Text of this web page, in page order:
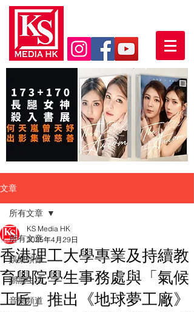
文章
所有文章
娛樂頭條
潮流生活
音樂頻道
所有文章
香港理工大學專業及持續教
育學院學生事務處與「氣候
工匠」推出《地球夢工廠》
KS Media HK
2025年4月29日